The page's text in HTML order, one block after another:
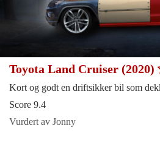
Toyota Land Cruiser (2020)
Kort og godt en driftsikker bil som
Score 9.4
Vurdert av Jonny